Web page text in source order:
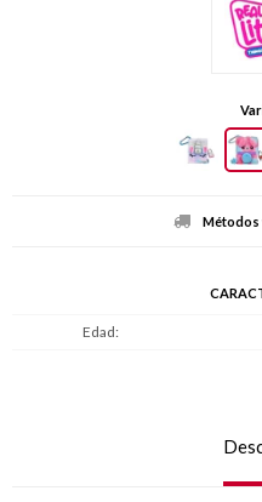
Métodos
Edad